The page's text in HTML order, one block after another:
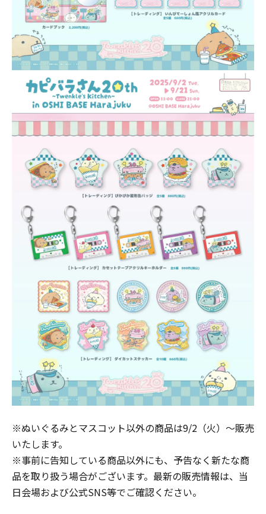
※ぬいぐるみとマスコット以外の商品は9/2（火）～販売
いたします。
※事前に告知している商品以外にも、予告なく新たな商
品を取り扱う場合がございます。最新の販売情報は、当
日会場および公式SNS等でご確認ください。